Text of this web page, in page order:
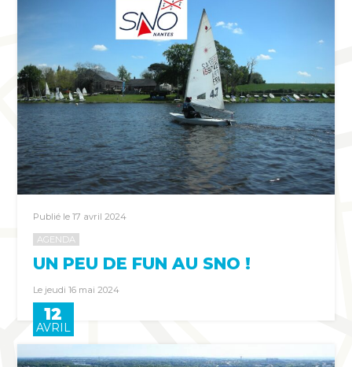
Publié le 17 avril 2024
AGENDA
UN PEU DE FUN AU SNO !
Le jeudi 16 mai 2024
12
AVRIL